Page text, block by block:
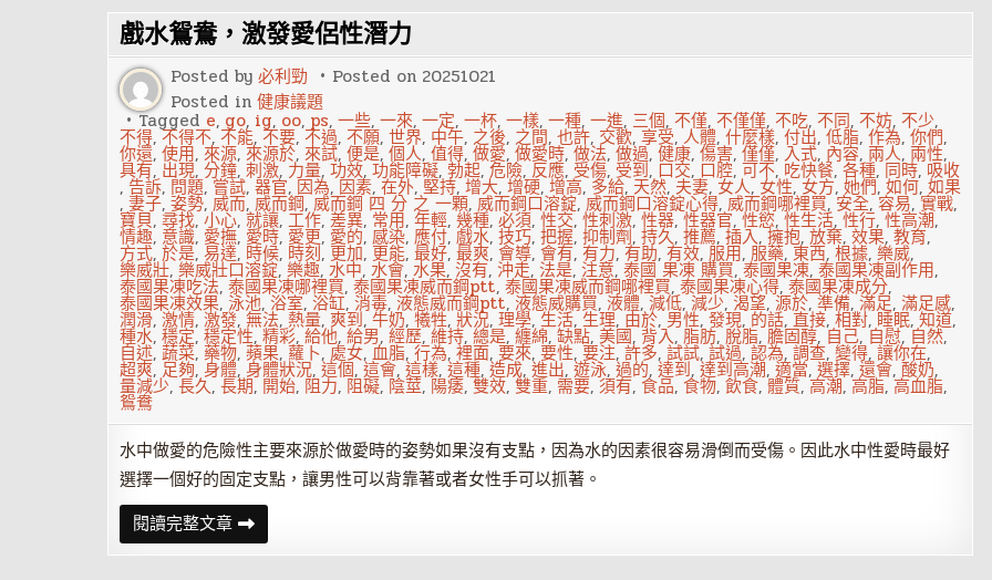
式
口
交
戲水鴛鴦，激發愛侶性潛力
Posted by 必利勁 Posted on 20251021
Posted in 健康議題
Tagged e, go, ig, oo, ps, 一些, 一來, 一定, 一杯, 一樣, 一種, 一進, 三個, 不僅, 不僅僅, 不吃, 不同, 不妨, 不少,
不得,不得不,不能, 不要,不過, 不願, 世界, 中午, 之後, 之間, 也許, 交歡, 享受,人體,什麼樣,付出,低脂,作為,你們,
你還, 使用,來源,來源於, 來試, 便是, 個人, 值得, 做愛, 做愛時,做法,做過, 健康, 傷害,僅僅, 入式, 內容, 兩人, 兩性,
具有, 出現, 分鐘, 刺激,力量, 功效, 功能障礙, 勃起,危險,反應, 受傷, 受到, 口交, 口腔, 可不, 吃快餐,各種,同時,吸收
, 告訴, 問題,嘗試,器官, 因為,因素,在外, 堅持,增大,增硬,增高,多給,天然,夫妻,女人, 女性,女方, 她們, 如何, 如果
, 妻子, 姿勢, 威而, 威而鋼,威而鋼 四 分 之 一顆,威而鋼口溶錠,威而鋼口溶錠心得, 威而鋼哪裡買,安全,容易,實戰,
寶貝, 尋找,小心,就讓,工作,差異,常用, 年輕,幾種,必須, 性交,性刺激,性器,性器官,性慾,性生活,性行,性高潮,
情趣, 意識, 愛撫, 愛時, 愛更, 愛的, 感染, 應付, 戲水, 技巧, 把握, 抑制劑, 持久, 推薦,插入,擁抱, 放棄,效果,教育,
方式, 於是, 易達, 時候, 時刻, 更加, 更能, 最好, 最爽, 會導, 會有, 有力,有助, 有效,服用, 服藥,東西,根據,樂威,
樂威壯,樂威壯口溶錠, 樂趣, 水中, 水會, 水果, 沒有, 沖走, 法是, 注意, 泰國 果凍 購買,泰國果凍, 泰國果凍副作用,
泰國果凍吃法, 泰國果凍哪裡買,泰國果凍威而鋼ptt, 泰國果凍威而鋼哪裡買, 泰國果凍心得,泰國果凍成分,
泰國果凍效果, 泳池,浴室,浴缸, 消毒,液態威而鋼ptt,液態威購買,液體, 減低,減少, 渴望,源於, 準備,滿足, 滿足感,
潤滑,激情,激發, 無法,熱量,爽到,牛奶,犧牲,狀況, 理學,生活,生理,由於,男性,發現,的話,直接, 相對,睡眠,知道,
種水, 穩定, 穩定性,精彩,給他,給男, 經歷,維持,總是, 纏綿, 缺點, 美國,背入,脂肪,脫脂,膽固醇,自己,自慰,自然,
自述, 蔬菜, 藥物,蘋果,蘿卜,處女,血脂, 行為,裡面, 要來, 要性,要注, 許多, 試試,試過,認為, 調查,變得,讓你在,
超爽, 足夠, 身體, 身體狀況, 這個,這會,這樣,這種,造成, 進出, 遊泳, 過的, 達到,達到高潮,適當, 選擇,還會,酸奶,
量減少,長久,長期,開始,阻力,阻礙,陰莖,陽痿,雙效,雙重, 需要,須有, 食品, 食物, 飲食,體質,高潮,高脂,高血脂,
鴛鴦
水中做愛的危險性主要來源於做愛時的姿勢如果沒有支點，因為水的因素很容易滑倒而受傷。因此水中性愛時最好
選擇一個好的固定支點，讓男性可以背靠著或者女性手可以抓著。
閱讀完整文章戲
水
鴛